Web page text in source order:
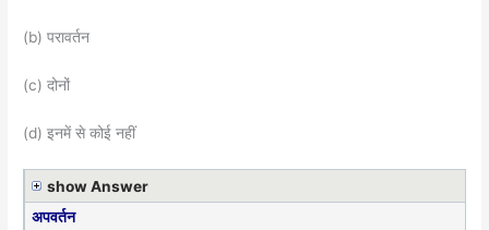
(b) परावर्तन
(c) दोनों
(d) इनमें से कोई नहीं
show Answer
अपवर्तन